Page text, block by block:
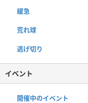
緩急
荒れ球
逃げ切り
イベント
開催中のイベント